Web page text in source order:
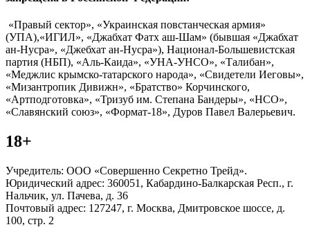
«Правый сектор», «Украинская повстанческая армия»
(УПА),«ИГИЛ», «Джабхат Фатх аш-Шам» (бывшая «Джабхат
ан-Нусра», «Джебхат ан-Нусра»), Национал-Большевистская
партия (НБП), «Аль-Каида», «УНА-УНСО», «Талибан»,
«Меджлис крымско-татарского народа», «Свидетели Иеговы»,
«Мизантропик Дивижн», «Братство» Корчинского,
«Артподготовка», «Тризуб им. Степана Бандеры», «НСО»,
«Славянский союз», «Формат-18», Дуров Павел Валерьевич.
18+
Учредитель: ООО «Совершенно Секретно Трейд».
Юридический адрес: 360051, Кабардино-Балкарская Респ., г.
Нальчик, ул. Пачева, д. 36
Почтовый адрес: 127247, г. Москва, Дмитровское шоссе, д.
100, стр. 2